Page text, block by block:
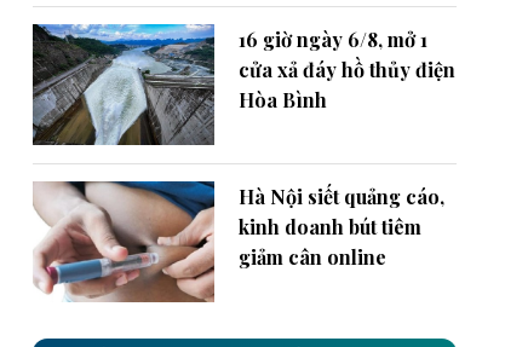
16 giờ ngày 6/8, mở 1
cửa xả đáy hồ thủy điện
Hòa Bình
Hà Nội siết quảng cáo,
kinh doanh bút tiêm
giảm cân online